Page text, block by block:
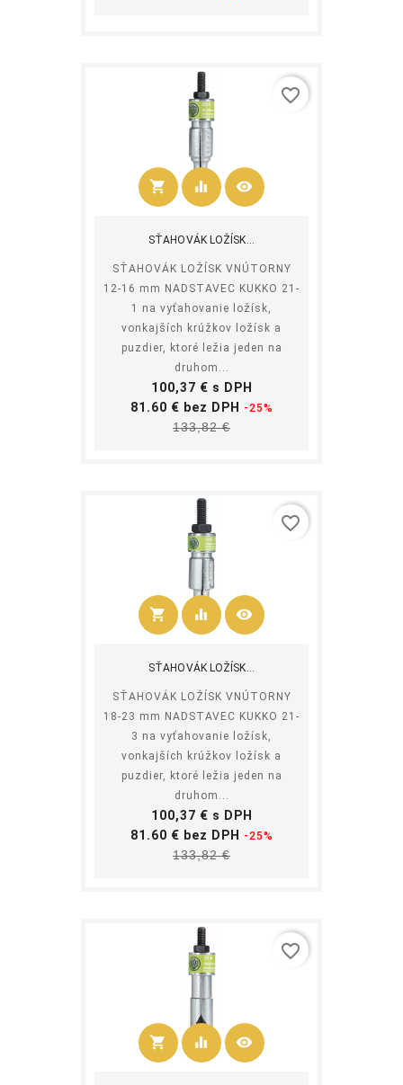
shopping_cart
Kúpiť
equalizer visibility
SŤAHOVÁK LOŽÍSK...
SŤAHOVÁK LOŽÍSK VNÚTORNY
12-16 mm NADSTAVEC KUKKO 21-
1 na vyťahovanie ložísk,
vonkajších krúžkov ložísk a
puzdier, ktoré ležia jeden na
druhom...
Cena
100,37 € s DPH
81.60 € bez DPH Základná
-25%
133,82 €Cena
favorite_border
shopping_cart
Kúpiť
equalizer visibility
SŤAHOVÁK LOŽÍSK...
SŤAHOVÁK LOŽÍSK VNÚTORNY
18-23 mm NADSTAVEC KUKKO 21-
3 na vyťahovanie ložísk,
vonkajších krúžkov ložísk a
puzdier, ktoré ležia jeden na
druhom...
Cena
100,37 € s DPH
81.60 € bez DPH Základná
-25%
133,82 €Cena
favorite_border
shopping_cart
Kúpiť
equalizer visibility
favorite_border